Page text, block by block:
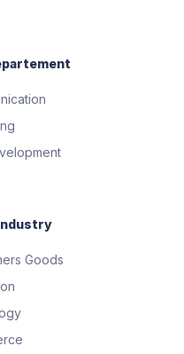
Goods